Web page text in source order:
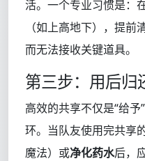
活。一个专业习惯是：
（如上高地下），提
而无法接收关键道具。
第三步：用后归
高效的共享不仅是“给予
环。当队友使用完共享
魔法）或净化药水后，